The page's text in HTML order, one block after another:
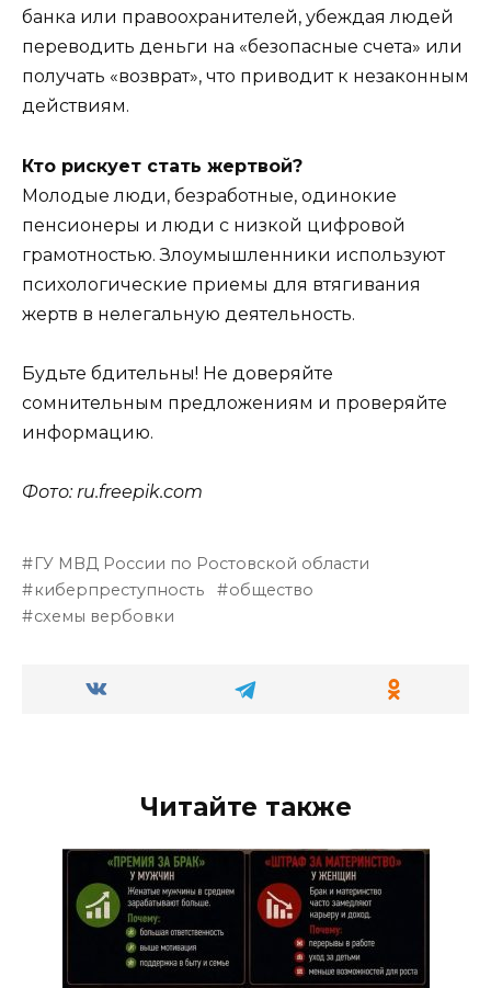
банка или правоохранителей, убеждая людей
переводить деньги на «безопасные счета» или
получать «возврат», что приводит к незаконным
действиям.
Кто рискует стать жертвой?
Молодые люди, безработные, одинокие
пенсионеры и люди с низкой цифровой
грамотностью. Злоумышленники используют
психологические приемы для втягивания
жертв в нелегальную деятельность.
Будьте бдительны! Не доверяйте
сомнительным предложениям и проверяйте
информацию.
Фото: ru.freepik.com
ГУ МВД России по Ростовской области
киберпреступность
общество
схемы вербовки
Читайте также